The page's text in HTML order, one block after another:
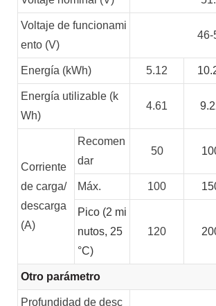
Voltaje de funcionami
ento (V)
46-
Energía (kWh) 5.12
Energía utilizable (k
Wh)
4.61
Corriente
de carga/
descarga
(A)
Recomen
dar
50
Máx. 100
Pico (2 mi
nutos, 25
°C)
120
Otro parámetro
Profundidad de desc